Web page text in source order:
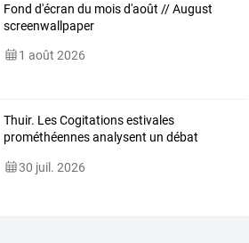
Fond d'écran du mois d'août // August
screenwallpaper
1 août 2026
Thuir. LesCogitationsestivales
prométhéennesanalysent un débat
30 juil. 2026